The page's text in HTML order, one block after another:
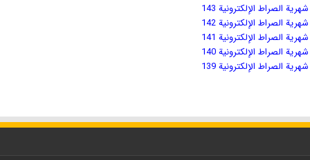
شهریة الصراط الإلكترونية 143
شهریة الصراط الإلكترونية 142
شهریة الصراط الإلكترونية 141
شهریة الصراط الإلكترونية 140
شهریة الصراط الإلكترونية 139